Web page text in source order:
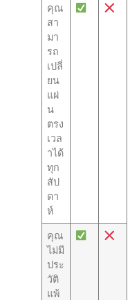
คุณ
สา
มา
รถ
เปลี่
ยน
แผ่
น
ตรง
เวล
าได้
ทุก
สัป
ดา
ห์
คุณ
ไม่มี
ประ
วัติ
แพ้